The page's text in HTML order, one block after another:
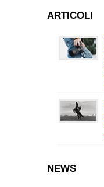
ARTICOLI
NEWS